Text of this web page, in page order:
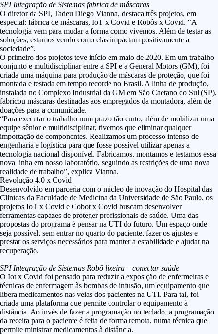
SPI Integração de Sistemas fabrica de máscaras
O diretor da SPI, Tadeu Diego Vianna, destaca três projetos, em
especial: fábrica de máscaras, IoT x Covid e Robôs x Covid. “A
tecnologia vem para mudar a forma como vivemos. Além de testar as
soluções, estamos vendo como elas impactam positivamente a
sociedade”.
O primeiro dos projetos teve início em maio de 2020. Em um trabalho
conjunto e multidisciplinar entre a SPI e a General Motors (GM), foi
criada uma máquina para produção de máscaras de proteção, que foi
montada e testada em tempo recorde no Brasil. A linha de produção,
instalada no Complexo Industrial da GM em São Caetano do Sul (SP),
fabricou máscaras destinadas aos empregados da montadora, além de
doações para a comunidade.
“Para executar o trabalho num prazo tão curto, além de mobilizar uma
equipe sênior e multidisciplinar, tivemos que eliminar qualquer
importação de componentes. Realizamos um processo intenso de
engenharia e logística para que fosse possível utilizar apenas a
tecnologia nacional disponível. Fabricamos, montamos e testamos essa
nova linha em nosso laboratório, seguindo as restrições de uma nova
realidade de trabalho”, explica Vianna.
Revolução 4.0 x Covid
Desenvolvido em parceria com o núcleo de inovação do Hospital das
Clínicas da Faculdade de Medicina da Universidade de São Paulo, os
projetos IoT x Covid e Cobot x Covid buscam desenvolver
ferramentas capazes de proteger profissionais de saúde. Uma das
propostas do programa é pensar na UTI do futuro. Um espaço onde
seja possível, sem entrar no quarto do paciente, fazer os ajustes e
prestar os serviços necessários para manter a estabilidade e ajudar na
recuperação.
SPI Integração de Sistemas Robô lixeira – conectar saúde
O Iot x Covid foi pensado para reduzir a exposição de enfermeiras e
técnicas de enfermagem às bombas de infusão, um equipamento que
libera medicamentos nas veias dos pacientes na UTI. Para tal, foi
criada uma plataforma que permite controlar o equipamento à
distância. Ao invés de fazer a programação no teclado, a programação
da receita para o paciente é feita de forma remota, numa técnica que
permite ministrar medicamentos à distância.